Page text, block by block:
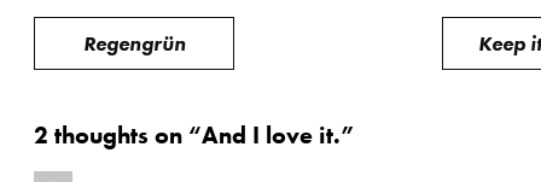
Beitragsnavigation
Regengrün Keep
2 thoughts on “And I love it.”